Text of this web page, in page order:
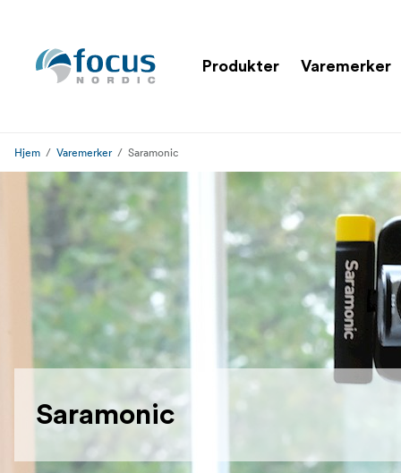
Produkter Varemerker
Hjem Varemerker Saramonic
Saramonic